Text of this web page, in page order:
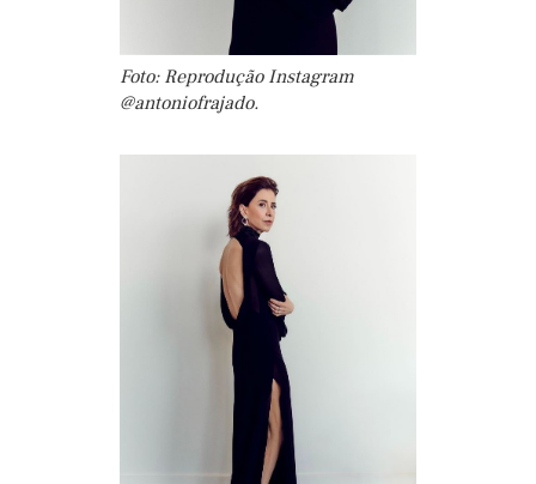
Foto: Reprodução Instagram
@antoniofrajado.